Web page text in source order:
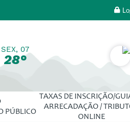
SEX, 07
28°
PÚBLICO
TAXAS DE INSCRIÇÃO/
ARRECADAÇÃO /
ONLINE